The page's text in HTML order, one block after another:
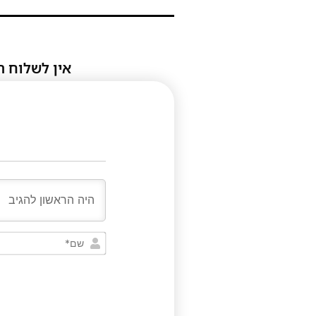
אין לשלוח